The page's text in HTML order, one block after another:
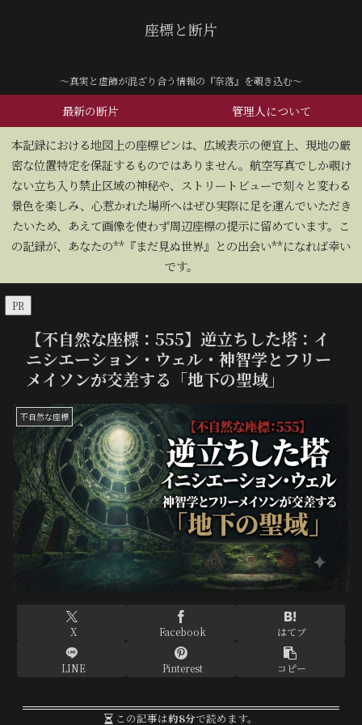
座標と断片
～真実と虚飾が混ざり合う情報の『奈落』を覗き込む～
最新の断片 管理人について
​本記録における地図上の座標ピンは、広域表示の便宜上、現地の厳
密な位置特定を保証するものではありません。航空写真でしか覗け
ない立ち入り禁止区域の神秘や、ストリートビューで刻々と変わる
景色を楽しみ、心惹かれた場所へはぜひ実際に足を運んでいただき
たいため、あえて画像を使わず周辺座標の提示に留めています。こ
の記録が、あなたの**『まだ見ぬ世界』との出会い**になれば幸い
です。
PR
【不自然な座標：555】逆立ちした塔：イ
ニシエーション・ウェル・神智学とフリー
メイソンが交差する「地下の聖域」
不自然な座標
X Facebook はてブ
LINE Pinterest コピー
この記事は約8分で読めます。